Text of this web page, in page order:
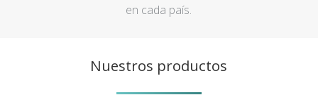
en cada país.
Nuestros productos